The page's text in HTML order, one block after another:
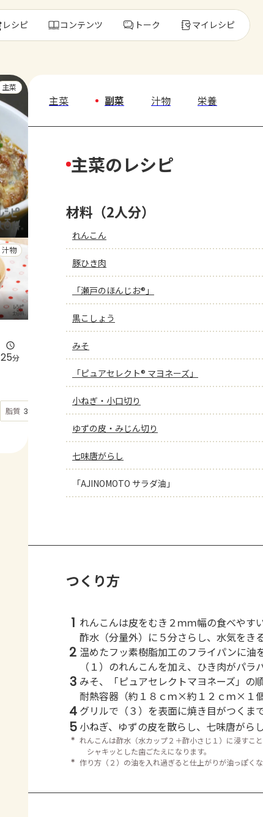
レシピ コンテンツ トーク マイレシピ
主菜
汁物
25分
脂質 30.8 もっと見る
主菜 副菜 汁物 栄養
主菜のレシピ
材料（2人分）
れんこん
豚ひき肉
「瀬戸のほんじお®」
黒こしょう
みそ
「ピュアセレクト® マヨネーズ」
小ねぎ・小口切り
ゆずの皮・みじん切り
七味唐がらし
「AJINOMOTO サラダ油」
つくり方
1 れんこんは皮をむき２ｍｍ幅の食べやす
酢水（分量外）に５分さらし、水気をきる
2 温めたフッ素樹脂加工のフライパンに油
（１）のれんこんを加え、ひき肉がパラ
3 みそ、「ピュアセレクトマヨネーズ」の
耐熱容器（約１８ｃｍ×約１２ｃｍ×１個
4 グリルで（３）を表面に焼き目がつくま
5 小ねぎ、ゆずの皮を散らし、七味唐がら
＊ れんこんは酢水（水カップ２＋酢小さじ１）に浸すこ
シャキッとした歯ごたえになります。
＊ 作り方（２）の油を入れ過ぎると仕上がりが油っぽく